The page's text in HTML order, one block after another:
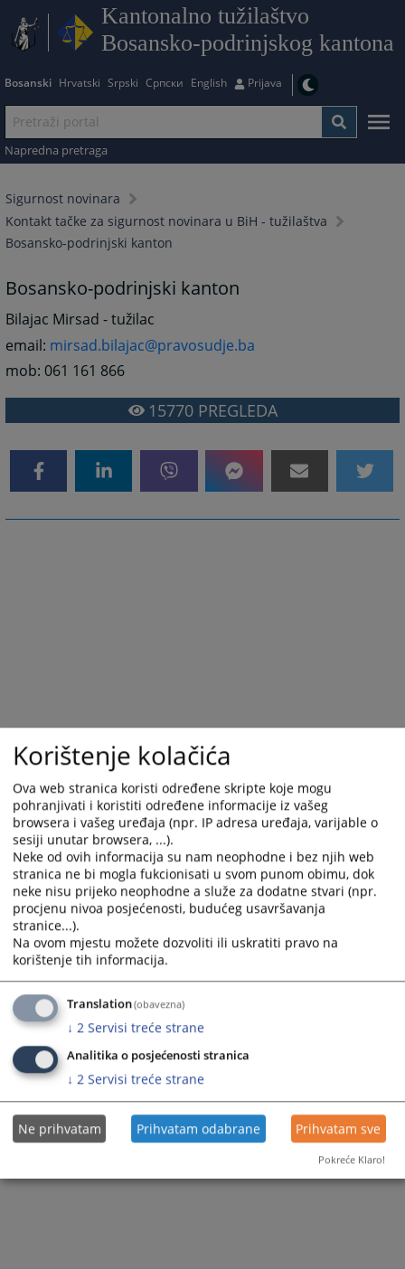
Kantonalno tužilaštvo
Bosansko-podrinjskog kantona
Bosanski Hrvatski Srpski Српски English Prijava
Napredna pretraga
Sigurnost novinara
Kontakt tačke za sigurnost novinara u BiH - tužilaštva
Bosansko-podrinjski kanton
Bosansko-podrinjski kanton
Bilajac Mirsad - tužilac
email: mirsad.bilajac@pravosudje.ba
mob: 061 161 866
15770PREGLEDA
Korištenje kolačića
Ova web stranica koristi određene skripte koje mogu
pohranjivati i koristiti određene informacije iz vašeg
browsera i vašeg uređaja (npr. IP adresa uređaja, varijable o
sesiji unutar browsera, ...).
Neke od ovih informacija su nam neophodne i bez njih web
stranica ne bi mogla fukcionisati u svom punom obimu, dok
neke nisu prijeko neophodne a služe za dodatne stvari (npr.
procjenu nivoa posjećenosti, budućeg usavršavanja
stranice...).
Na ovom mjestu možete dozvoliti ili uskratiti pravo na
korištenje tih informacija.
Translation(obavezna)
↓ 2 Servisi treće strane
Analitika o posjećenosti stranica
↓ 2 Servisi treće strane
Ne prihvatam Prihvatam odabrane Prihvatam sve
Pokreće Klaro!